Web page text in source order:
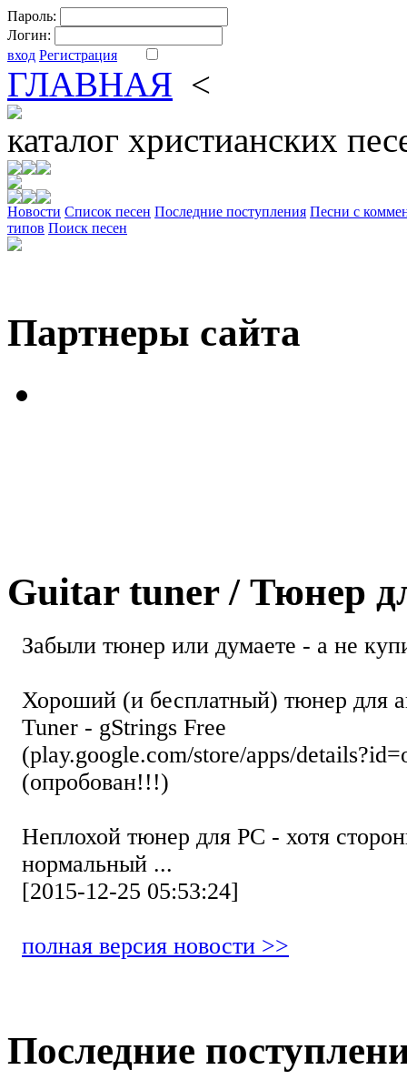
Пароль:
Логин:
вход Регистрация
ГЛАВНАЯ <
каталог христианских
Новости Cписок песен Последние поступления Песни с
типов Поиск песен
Партнеры сайта
Guitar tuner / Тюнер
Забыли тюнер или думаете - а не
Хороший (и бесплатный) тюнер для
Tuner - gStrings Free
(play.google.com/store/apps/
(опробован!!!)
Неплохой тюнер для РС - хотя
нормальный ...
[2015-12-25 05:53:24]
полная версия новости >>
Последние